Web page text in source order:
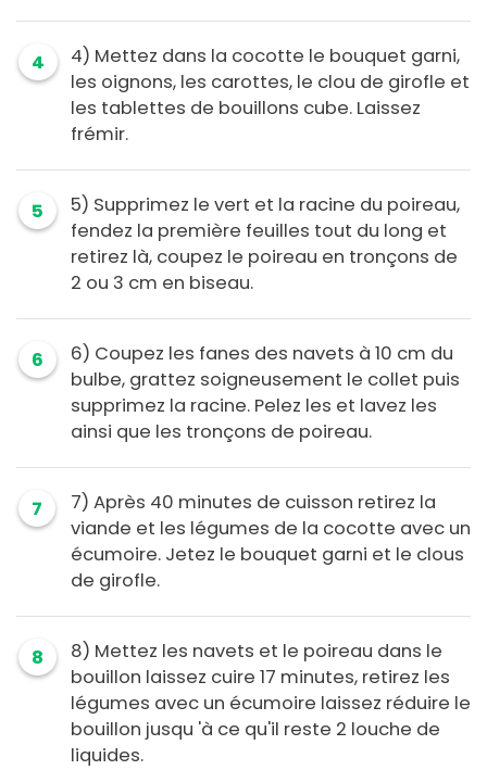
4
4) Mettez dans la cocotte le bouquet garni,
les oignons, les carottes, le clou de girofle et
les tablettes de bouillons cube. Laissez
frémir.
5
5) Supprimez le vert et la racine du poireau,
fendez la première feuilles tout du long et
retirez là, coupez le poireau en tronçons de
2 ou 3 cm en biseau.
6
6) Coupez les fanes des navets à 10 cm du
bulbe, grattez soigneusement le collet puis
supprimez la racine. Pelez les et lavez les
ainsi que les tronçons de poireau.
7
7) Après 40 minutes de cuisson retirez la
viande et les légumes de la cocotte avec un
écumoire. Jetez le bouquet garni et le clous
de girofle.
8
8) Mettez les navets et le poireau dans le
bouillon laissez cuire 17 minutes, retirez les
légumes avec un écumoire laissez réduire le
bouillon jusqu 'à ce qu'il reste 2 louche de
liquides.